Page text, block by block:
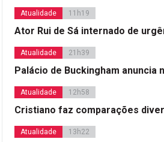
Atualidade 11h19
Ator Rui de Sá internado de
Atualidade 21h39
Palácio de Buckingham anuncia
Atualidade 12h58
Cristiano faz comparações
Atualidade 13h22